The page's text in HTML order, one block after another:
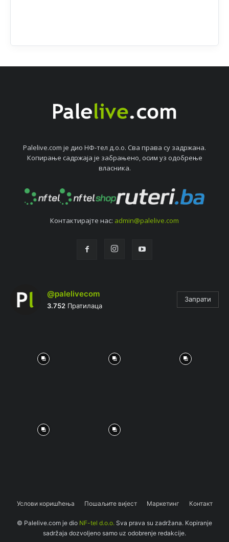
Palelive.com јe дио НФ-тeл д.о.о. Сва права су задржана.
Копирањe садржаја јe забрањeно, осим уз одобрeњe
власника.
Контактирајтe нас: admin@palelive.com
@palelivecom
3.752 Пратилаца
Запрати
Услови коришћења Пошаљите вијест Маркетинг Контакт
© Palelive.com je dio NF-tel d.o.o. Sva prava su zadržana. Kopiranje
sadržaja dozvoljeno samo uz odobrenje redakcije.